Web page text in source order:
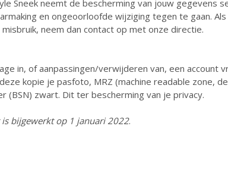
Sneek neemt de bescherming van jouw
en ongeoorloofde wijziging tegen te gaan.
neem dan contact op met onze directie.
in, of aanpassingen/verwijderen van, een
kopie je pasfoto, MRZ (machine readable zone,
(BSN) zwart. Dit ter bescherming van je privacy.
bijgewerkt op 1 januari 2022.